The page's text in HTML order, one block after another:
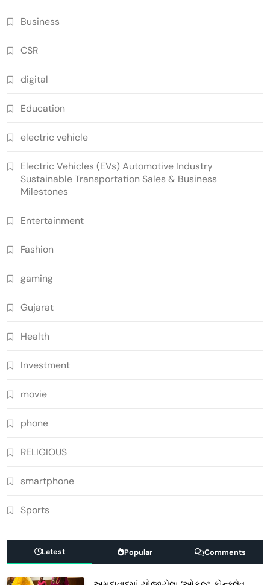
Business
CSR
digital
Education
electric vehicle
Electric Vehicles (EVs) Automotive Industry
Sustainable Transportation Sales & Business
Milestones
Entertainment
Fashion
gaming
Gujarat
Health
Investment
movie
phone
RELIGIOUS
smartphone
Sports
Latest Popular Comments